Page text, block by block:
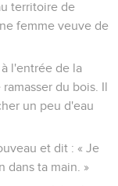
Au contraire, c'est
abandonné
suivi les Baals.
moi, au mont
les 400
de Jézabel. »
Carmel